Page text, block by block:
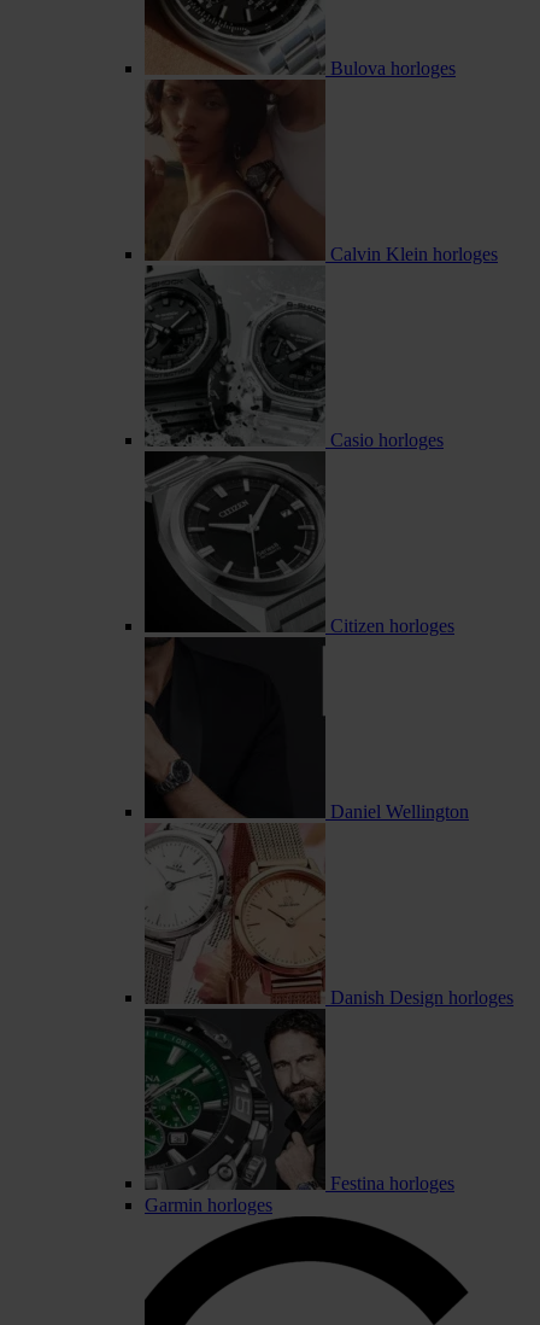
Bulova horloges
Calvin Klein horloges
Casio horloges
Citizen horloges
Daniel Wellington
Danish Design horloges
Festina horloges
Garmin horloges